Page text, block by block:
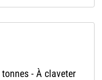
- À claveter